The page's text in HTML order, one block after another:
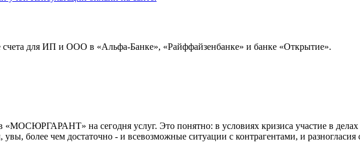
для ИП и ООО в «Альфа-Банке», «Райффайзенбанке» и банке «Открытие».
«МОСЮРГАРАНТ» на сегодня услуг. Это понятно: в условиях кризиса участие в
более чем достаточно - и всевозможные ситуации с контрагентами, и